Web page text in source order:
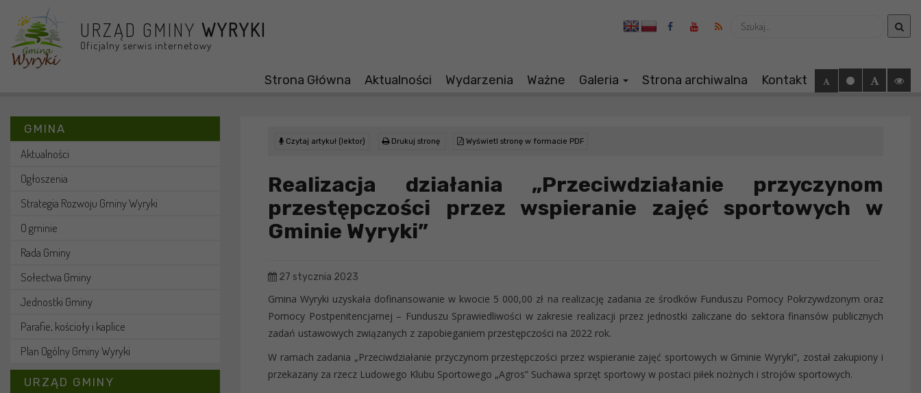
URZĄD GMINY WYRYKI
Oficjalny serwis internetowy
Wyszukaj
Strona Główna Aktualności Wydarzenia Ważne Galeria Strona archiwalna Kontakt
GMINA
Aktualności
Ogłoszenia
Strategia Rozwoju Gminy Wyryki
O gminie
Rada Gminy
Sołectwa Gminy
Jednostki Gminy
Parafie, kościoły i kaplice
Plan Ogólny Gminy Wyryki
URZĄD GMINY
Czytaj artykuł (lektor) Drukuj stronę Wyświetl stronę w formacie PDF
Realizacja działania „Przeciwdziałanie przyczynom
przestępczości przez wspieranie zajęć sportowych w
Gminie Wyryki”
27 stycznia 2023
Gmina Wyryki uzyskała dofinansowanie w kwocie 5 000,00 zł na realizację zadania ze środków Funduszu Pomocy Pokrzywdzonym oraz
Pomocy Postpenitencjarnej – Funduszu Sprawiedliwości w zakresie realizacji przez jednostki zaliczane do sektora finansów publicznych
zadań ustawowych związanych z zapobieganiem przestępczości na 2022 rok.
W ramach zadania „Przeciwdziałanie przyczynom przestępczości przez wspieranie zajęć sportowych w Gminie Wyryki”, został zakupiony i
przekazany za rzecz Ludowego Klubu Sportowego „Agros” Suchawa sprzęt sportowy w postaci piłek nożnych i strojów sportowych.